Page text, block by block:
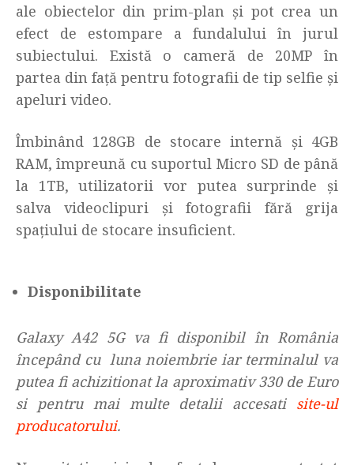
ale obiectelor din prim-plan și pot crea un
efect de estompare a fundalului în jurul
subiectului. Există o cameră de 20MP în
partea din față pentru fotografii de tip selfie și
apeluri video.
Îmbinând 128GB de stocare internă și 4GB
RAM, împreună cu suportul Micro SD de până
la 1TB, utilizatorii vor putea surprinde și
salva videoclipuri și fotografii fără grija
spațiului de stocare insuficient.
Disponibilitate
Galaxy A42 5G va fi disponibil în România
începând cu luna noiembrie iar terminalul va
putea fi achizitionat la aproximativ 330 de Euro
si pentru mai multe detalii accesati site-ul
producatorului.